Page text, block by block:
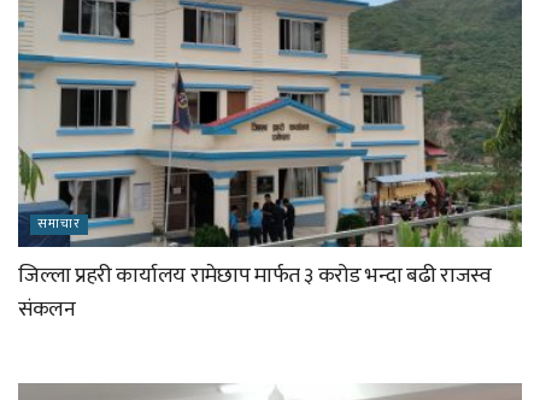
समाचार
जिल्ला प्रहरी कार्यालय रामेछाप मार्फत ३ करोड भन्दा बढी राजस्व
संकलन